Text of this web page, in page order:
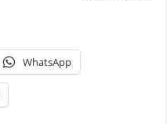
WhatsApp